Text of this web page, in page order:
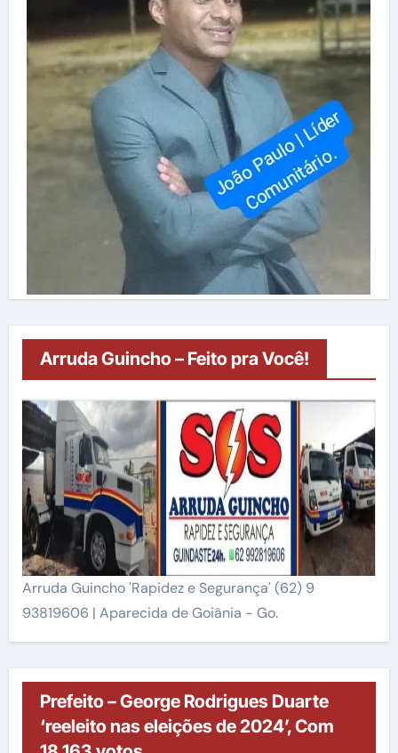
Arruda Guincho – Feito pra Você!
Arruda Guincho 'Rapidez e Segurança' (62) 9
93819606 | Aparecida de Goiânia - Go.
Prefeito – George Rodrigues Duarte
‘reeleito nas eleições de 2024’, Com